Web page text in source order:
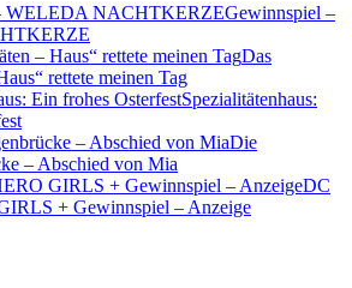
Gewinnspiel –
Das
rettete meinen Tag
Spezialitätenhaus:
Die
– Abschied von Mia
DC
+ Gewinnspiel – Anzeige